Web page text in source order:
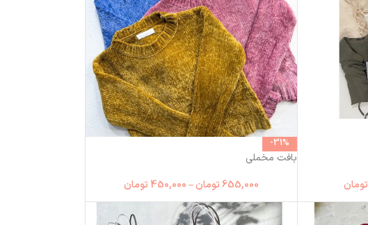
تومان
-31%
بافت مخملی
655,000تومان–
450,000 تومان